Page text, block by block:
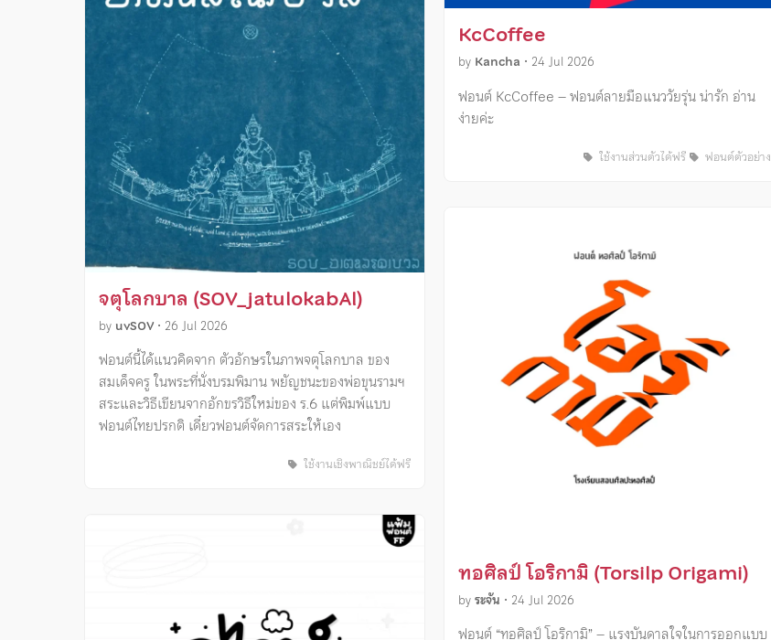
จตุโลกบาล (SOV_jatulokabAl)
by uvSOV • 26 Jul 2026
ฟอนต์นี้ได้แนวคิดจาก ตัวอักษรในภาพจตุโลกบาล ของ
สมเด็จครู ในพระที่นั่งบรมพิมาน พยัญชนะของพ่อขุนรามฯ
สระและวิธีเขียนจากอักขรวิธีใหม่ของ ร.6 แต่พิมพ์แบบ
ฟอนต์ไทยปรกติ เดี๋ยวฟอนต์จัดการสระให้เอง
ใช้งานเชิงพาณิชย์ได้ฟรี
KcCoffee
by Kancha • 24 Jul 2026
ฟอนต์ KcCoffee – ฟอนต์ลายมือแนววัยรุ่น น่ารัก อ่าน
ง่ายค่ะ
ใช้งานส่วนตัวได้ฟรี ฟอนต์ตัวอย่าง
ทอศิลป์ โอริกามิ (Torsilp Origami)
byระจัน • 24 Jul 2026
ฟอนต์ “ทอศิลป์ โอริกามิ” – แรงบันดาลใจในการออกแบบ